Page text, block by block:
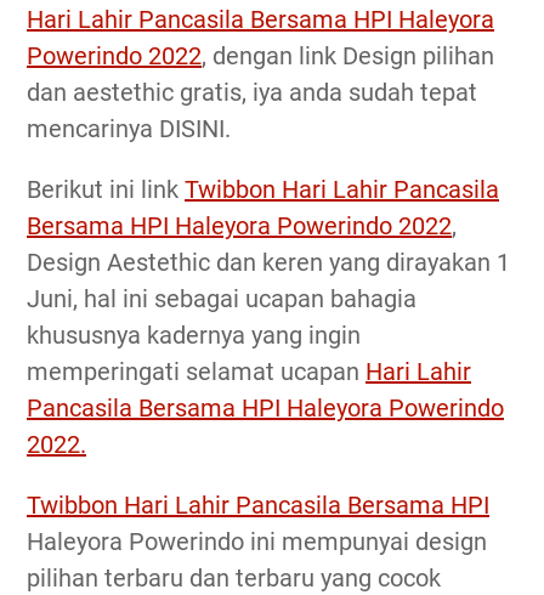
Hari Lahir Pancasila Bersama HPI Haleyora
Powerindo 2022, dengan link Design pilihan
dan aestethic gratis, iya anda sudah tepat
mencarinya DISINI.
Berikut ini link Twibbon Hari Lahir Pancasila
Bersama HPI Haleyora Powerindo 2022,
Design Aestethic dan keren yang dirayakan 1
Juni, hal ini sebagai ucapan bahagia
khususnya kadernya yang ingin
memperingati selamat ucapan Hari Lahir
Pancasila Bersama HPI Haleyora Powerindo
2022.
Twibbon Hari Lahir Pancasila Bersama HPI
Haleyora Powerindo ini mempunyai design
pilihan terbaru dan terbaru yang cocok